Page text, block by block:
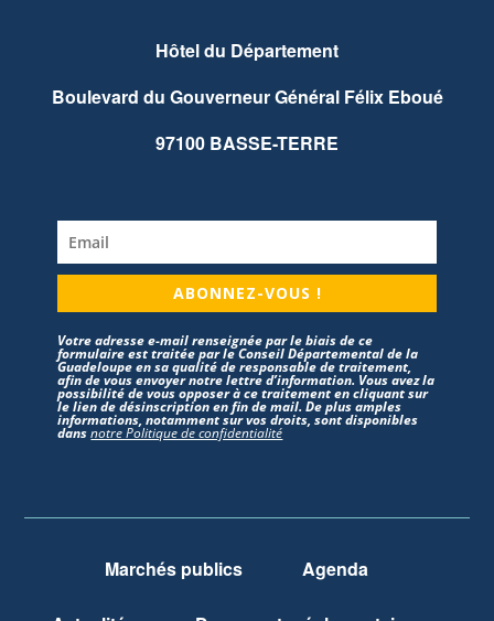
Hôtel du Département
Boulevard du Gouverneur Général Félix Eboué
97100 BASSE-TERRE
ABONNEZ-VOUS !
Votre adresse e-mail renseignée par le biais de ce
formulaire est traitée par le Conseil Départemental de la
Guadeloupe en sa qualité de responsable de traitement,
afin de vous envoyer notre lettre d’information. Vous avez la
possibilité de vous opposer à ce traitement en cliquant sur
le lien de désinscription en fin de mail. De plus amples
informations, notamment sur vos droits, sont disponibles
dansnotre Politique de confidentialité
Marchés publics Agenda